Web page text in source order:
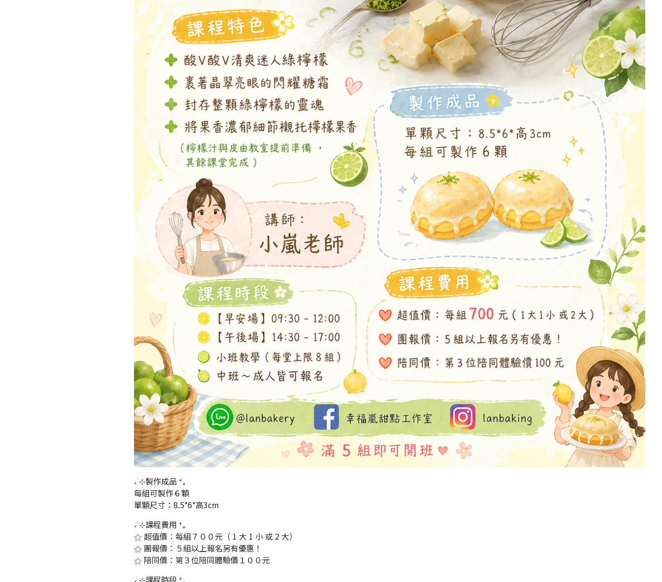
˖ ࣪⊹製作成品 ⁺₊
每組可製作６顆
單顆尺寸：8.5*6*高3cm
˖ ࣪⊹課程費用 ⁺₊
⚝ 超值價：每組７００元（ 1 大 1 小 或 2 大）
⚝ 團報價：５組以上報名另有優惠！
⚝ 陪同價：第３位陪同體驗價１００元